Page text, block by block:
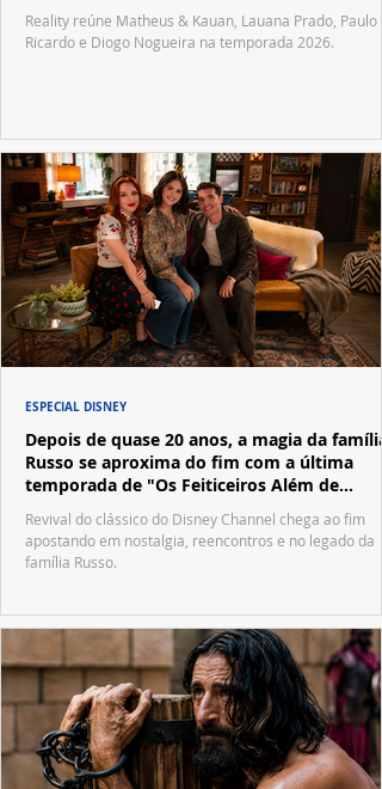
Reality reúne Matheus & Kauan, Lauana Prado, Paulo
Ricardo e Diogo Nogueira na temporada 2026.
Depois de quase 20 anos, a magia da família
Russo se aproxima do fim com a última
temporada de "Os Feiticeiros Além de
Waverly Place"
Revival do clássico do Disney Channel chega ao fim
apostando em nostalgia, reencontros e no legado da
família Russo.
ESPECIAL DISNEY